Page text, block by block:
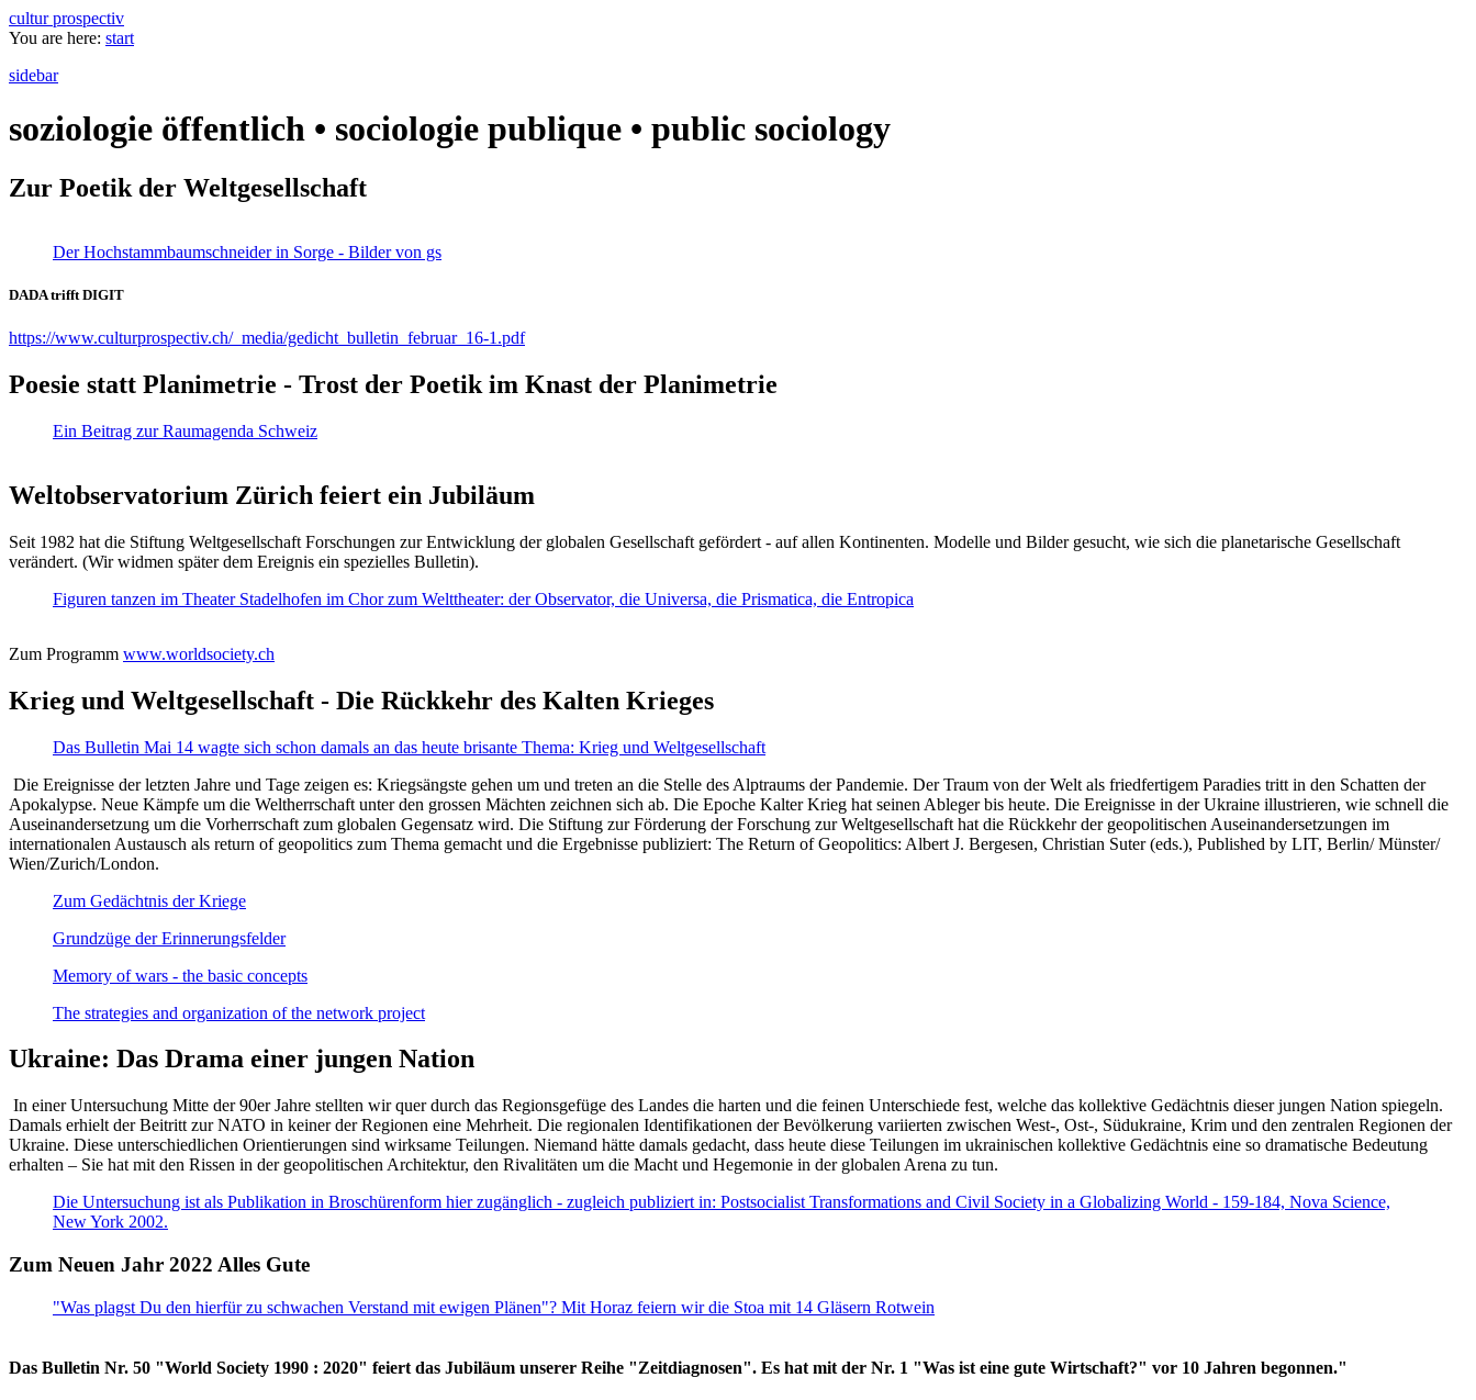
cultur prospectiv
You are here: start
sidebar
soziologie öffentlich • sociologie publique • public sociology
Zur Poetik der Weltgesellschaft
Der Hochstammbaumschneider in Sorge - Bilder von gs
DADA trifft DIGIT
https://www.culturprospectiv.ch/_media/gedicht_bulletin_februar_16-1.pdf
Poesie statt Planimetrie - Trost der Poetik im Knast der Planimetrie
Ein Beitrag zur Raumagenda Schweiz
Weltobservatorium Zürich feiert ein Jubiläum
Seit 1982 hat die Stiftung Weltgesellschaft Forschungen zur Entwicklung der globalen Gesellschaft gefördert - auf allen Kontinenten. Modelle und Bilder gesucht, wie sich die planetarische Gesellschaft
verändert. (Wir widmen später dem Ereignis ein spezielles Bulletin).
Figuren tanzen im Theater Stadelhofen im Chor zum Welttheater: der Observator, die Universa, die Prismatica, die Entropica
Zum Programm www.worldsociety.ch
Krieg und Weltgesellschaft - Die Rückkehr des Kalten Krieges
Das Bulletin Mai 14 wagte sich schon damals an das heute brisante Thema: Krieg und Weltgesellschaft
Die Ereignisse der letzten Jahre und Tage zeigen es: Kriegsängste gehen um und treten an die Stelle des Alptraums der Pandemie. Der Traum von der Welt als friedfertigem Paradies tritt in den Schatten der
Apokalypse. Neue Kämpfe um die Weltherrschaft unter den grossen Mächten zeichnen sich ab. Die Epoche Kalter Krieg hat seinen Ableger bis heute. Die Ereignisse in der Ukraine illustrieren, wie schnell die
Auseinandersetzung um die Vorherrschaft zum globalen Gegensatz wird. Die Stiftung zur Förderung der Forschung zur Weltgesellschaft hat die Rückkehr der geopolitischen Auseinandersetzungen im
internationalen Austausch als return of geopolitics zum Thema gemacht und die Ergebnisse publiziert: The Return of Geopolitics: Albert J. Bergesen, Christian Suter (eds.), Published by LIT, Berlin/ Münster/
Wien/Zurich/London.
Zum Gedächtnis der Kriege
Grundzüge der Erinnerungsfelder
Memory of wars - the basic concepts
The strategies and organization of the network project
Ukraine: Das Drama einer jungen Nation
In einer Untersuchung Mitte der 90er Jahre stellten wir quer durch das Regionsgefüge des Landes die harten und die feinen Unterschiede fest, welche das kollektive Gedächtnis dieser jungen Nation spiegeln.
Damals erhielt der Beitritt zur NATO in keiner der Regionen eine Mehrheit. Die regionalen Identifikationen der Bevölkerung variierten zwischen West-, Ost-, Südukraine, Krim und den zentralen Regionen der
Ukraine. Diese unterschiedlichen Orientierungen sind wirksame Teilungen. Niemand hätte damals gedacht, dass heute diese Teilungen im ukrainischen kollektive Gedächtnis eine so dramatische Bedeutung
erhalten – Sie hat mit den Rissen in der geopolitischen Architektur, den Rivalitäten um die Macht und Hegemonie in der globalen Arena zu tun.
Die Untersuchung ist als Publikation in Broschürenform hier zugänglich - zugleich publiziert in: Postsocialist Transformations and Civil Society in a Globalizing World - 159-184, Nova Science,
New York 2002.
Zum Neuen Jahr 2022 Alles Gute
"Was plagst Du den hierfür zu schwachen Verstand mit ewigen Plänen"? Mit Horaz feiern wir die Stoa mit 14 Gläsern Rotwein
Das Bulletin Nr. 50 "World Society 1990 : 2020" feiert das Jubiläum unserer Reihe "Zeitdiagnosen". Es hat mit der Nr. 1 "Was ist eine gute Wirtschaft?" vor 10 Jahren begonnen."